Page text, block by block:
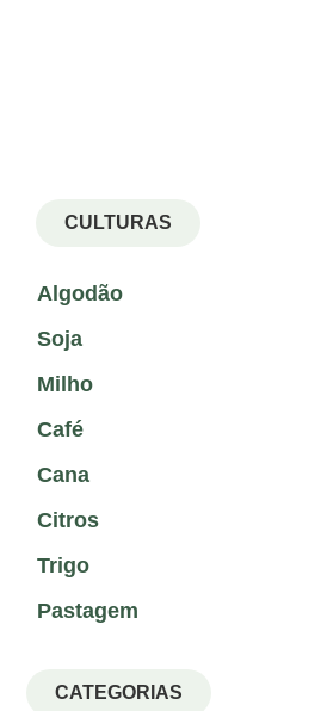
CULTURAS
Algodão
Soja
Milho
Café
Cana
Citros
Trigo
Pastagem
CATEGORIAS